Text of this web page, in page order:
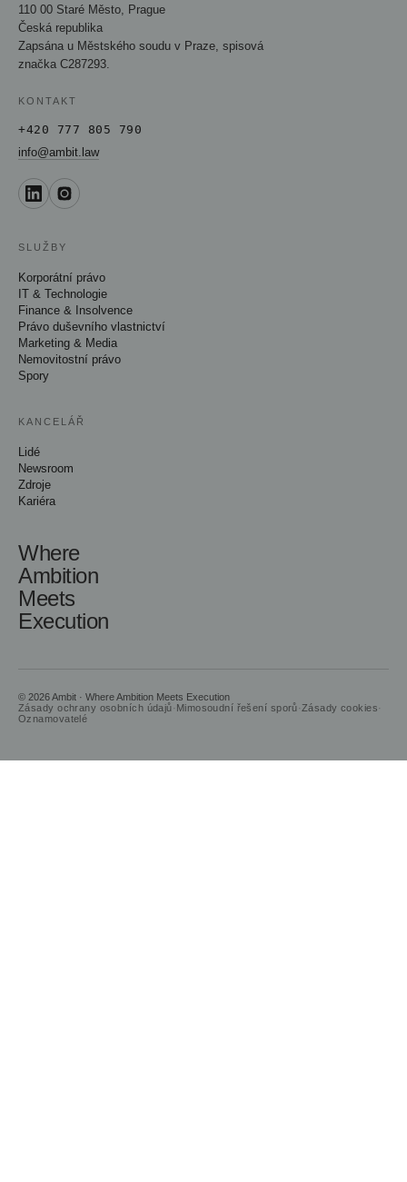
110 00 Staré Město, Prague
Česká republika
Zapsána u Městského soudu v Praze, spisová
značka C287293.
KONTAKT
+420 777 805 790
info@ambit.law
SLUŽBY
Korporátní právo
IT & Technologie
Finance & Insolvence
Právo duševního vlastnictví
Marketing & Media
Nemovitostní právo
Spory
KANCELÁŘ
Lidé
Newsroom
Zdroje
Kariéra
Where
Ambition
Meets
Execution
© 2026 Ambit · Where Ambition Meets Execution
Zásady ochrany osobních údajů· Mimosoudní řešení sporů· Zásady cookies·
Oznamovatelé